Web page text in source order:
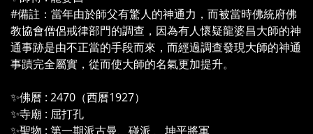
#備註：當年由於師父有驚人的神通力，而被當時佛統府佛
教協會僧侶戒律部門的調查，因為有人懷疑龍婆昌大師的神
通事跡是由不正當的手段而來，而經過調查發現大師的神通
事蹟完全屬實，從而使大師的名氣更加提升。
✨佛曆 : 2470（西曆1927）
✨寺廟 : 屈打孔
✨聖物 : 第一期派古曼、碰派 、坤平將軍